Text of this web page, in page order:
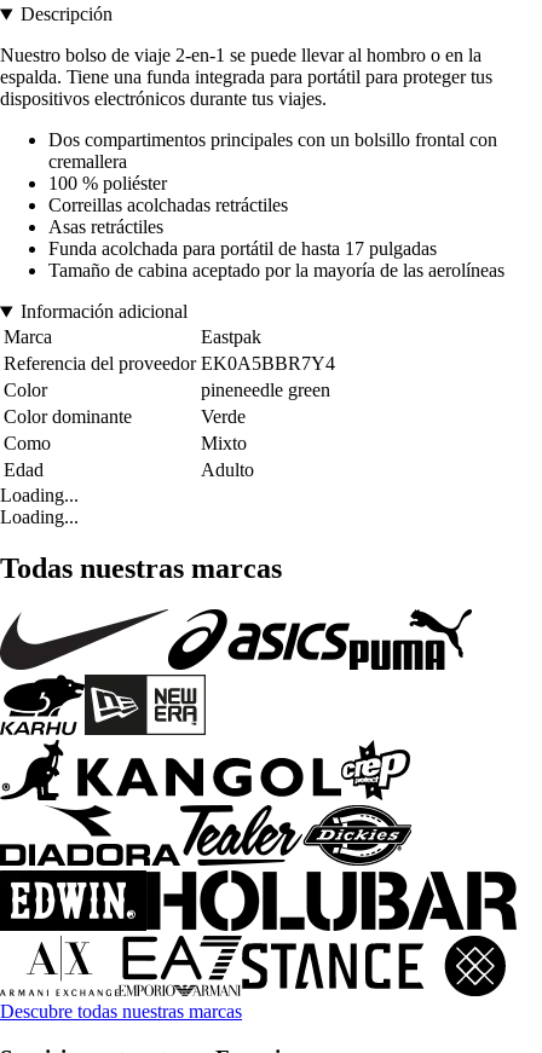
Descripción
Nuestro bolso de viaje 2-en-1 se puede llevar al hombro o en la
espalda. Tiene una funda integrada para portátil para proteger tus
dispositivos electrónicos durante tus viajes.
Dos compartimentos principales con un bolsillo frontal con
cremallera
100 % poliéster
Correillas acolchadas retráctiles
Asas retráctiles
Funda acolchada para portátil de hasta 17 pulgadas
Tamaño de cabina aceptado por la mayoría de las aerolíneas
Información adicional
Marca
Eastpak
Referencia del proveedor EK0A5BBR7Y4
Color
pineneedle green
Color dominante
Verde
Como
Mixto
Edad
Adulto
Loading...
Loading...
Todas nuestras marcas
Descubre todas nuestras marcas